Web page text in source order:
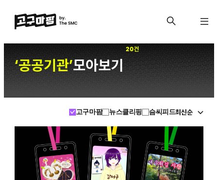
‘공공기관’모아보기
20건
고구마팜 뉴스클리핑 슴씨피드최신순